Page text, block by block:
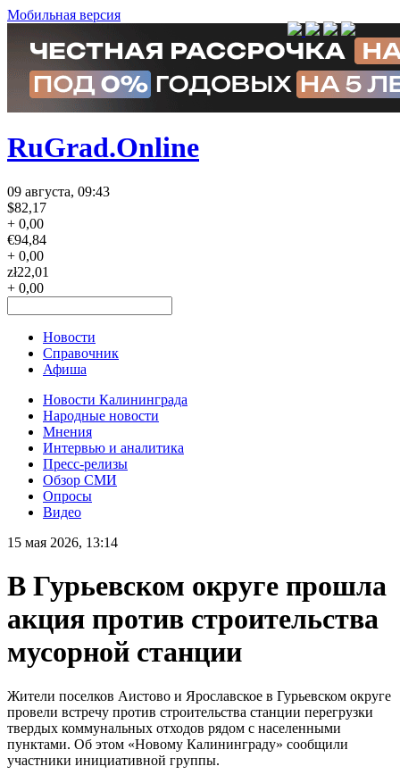
Мобильная версия
RuGrad.Online
09 августа, 09:43
$82,17
+ 0,00
€94,84
+ 0,00
zł22,01
+ 0,00
Новости
Справочник
Афиша
Новости Калининграда
Народные новости
Мнения
Интервью и аналитика
Пресс-релизы
Обзор СМИ
Опросы
Видео
15 мая 2026, 13:14
В Гурьевском округе прошла
акция против строительства
мусорной станции
Жители поселков Аистово и Ярославское в Гурьевском округе
провели встречу против строительства станции перегрузки
твердых коммунальных отходов рядом с населенными
пунктами. Об этом «Новому Калининграду» сообщили
участники инициативной группы.